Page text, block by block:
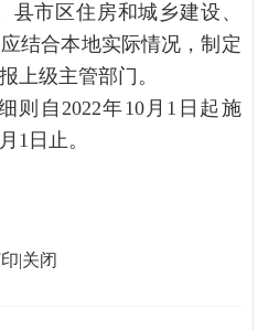
市区住房和城乡建设、
结合本地实际情况，制定
上级主管部门。
自2022年10月1日起施
1日止。
|关闭